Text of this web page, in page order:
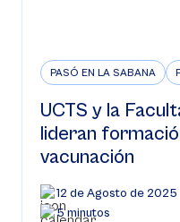
PASÓ EN LA SABANA
UCTS y la
lideran
vacunación
12 de Agosto de 2025
5 minutos